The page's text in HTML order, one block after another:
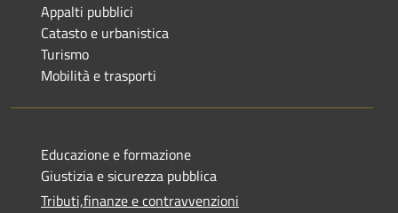
Appalti pubblici
Catasto e urbanistica
Turismo
Mobilità e trasporti
Educazione e formazione
Giustizia e sicurezza pubblica
Tributi,finanze e contravvenzioni